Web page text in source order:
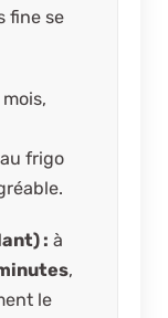
fine se
mois,
frigo
: à
,
le